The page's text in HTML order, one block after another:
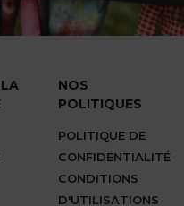
NOS
POLITIQUES
POLITIQUE DE
CONFIDENTIALITÉ
CONDITIONS
D'UTILISATIONS